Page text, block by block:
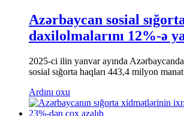
Azərbaycan sosial
daxilolmalarını 12%-ə
2025-ci ilin yanvar ayında
sosial sığorta haqları 443,4 milyon
Ardını oxu